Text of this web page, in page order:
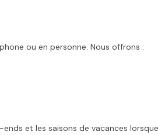
ou en personne. Nous offrons :
et les saisons de vacances